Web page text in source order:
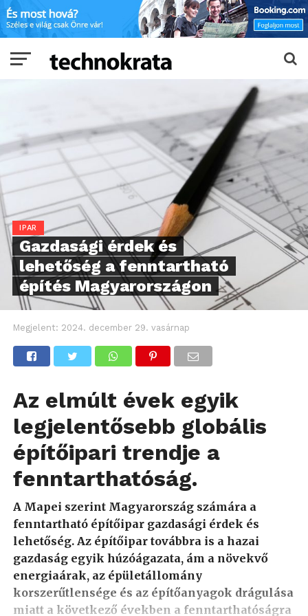
IPAR
Gazdasági érdek és
lehetőség a fenntartható
építés Magyarországon
Megjelent: 2024. december 29. vasárnap
Az elmúlt évek egyik
legjelentősebb globális
építőipari trendje a
fenntarthatóság.
A Mapei szerint Magyarország számára a
fenntartható építőipar gazdasági érdek és
lehetőség. Az építőipar továbbra is a hazai
gazdaság egyik húzóágazata, ám a növekvő
energiaárak, az épületállomány
korszerűtlensége és az építőanyagok drágulása
miatt a következő években a fenntarthatóságra